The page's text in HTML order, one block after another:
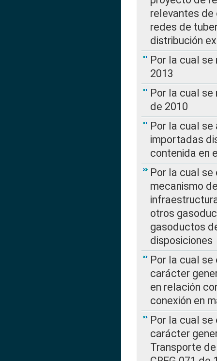
relevantes de
redes de
distribución
Por la cual se
2013
Por la cual se
de 2010
Por la cual
importadas
contenida en
Por la cual se
mecanismo
otros
gasoductos
disposiciones
Por la cual
carácter
en relación
conexión en
Por la cual
carácter
Transporte